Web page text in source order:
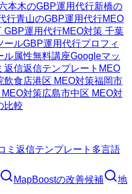
本木のGBP運用代行新橋の
行青山のGBP運用代行MEO
GBP運用代行MEO対策 千葉
ールGBP運用代行プロフィ
ル属性無料講座Googleマッ
返信返信テンプレート MEO
飲食店港区 MEO対策福岡市
対策広島市中区 MEO対
比較
ミ返信テンプレート 多言語
MapBoostの改善候補
地